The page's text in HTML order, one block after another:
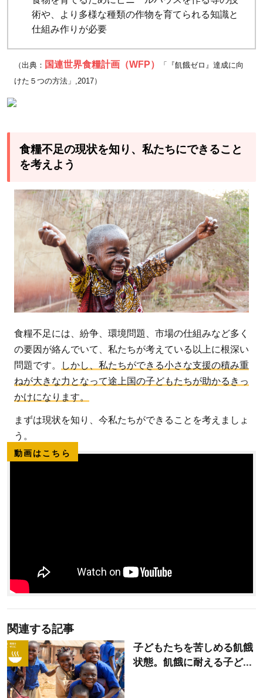
術や、より多様な種類の作物を育てられる知識と
仕組み作りが必要
（出典： 国連世界食糧計画（WFP）
「『飢餓ゼロ』達成に向
けた５つの方法」,2017）
食糧不足の現状を知り、私たちにできること
を考えよう
食糧不足には、紛争、環境問題、市場の仕組みなど多く
の要因が絡んでいて、私たちが考えている以上に根深い
問題です。
しかし、私たちができる小さな支援の積み重
ねが大きな力となって途上国の子どもたちが助かるきっ
かけになります。
まずは現状を知り、今私たちができることを考えましょ
う。
動画はこちら
関連する記事
子どもたちを苦しめる飢餓
状態。飢餓に耐える子ど...